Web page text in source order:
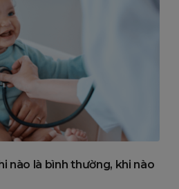
nào là bình thường, khi nào